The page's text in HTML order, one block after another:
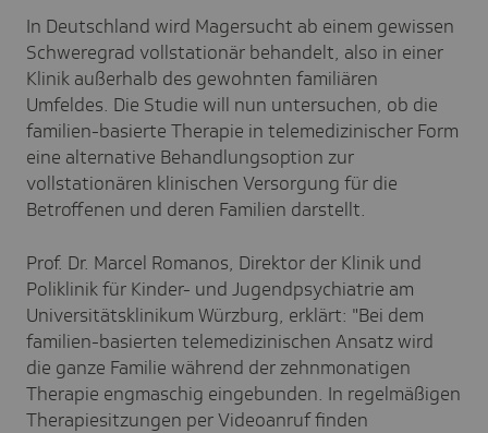
In Deutschland wird Magersucht ab einem gewissen
Schweregrad vollstationär behandelt, also in einer
Klinik außerhalb des gewohnten familiären
Umfeldes. Die Studie will nun untersuchen, ob die
familien-basierte Therapie in telemedizinischer Form
eine alternative Behandlungsoption zur
vollstationären klinischen Versorgung für die
Betroffenen und deren Familien darstellt.
Prof. Dr. Marcel Romanos, Direktor der Klinik und
Poliklinik für Kinder- und Jugendpsychiatrie am
Universitätsklinikum Würzburg, erklärt: "Bei dem
familien-basierten telemedizinischen Ansatz wird
die ganze Familie während der zehnmonatigen
Therapie engmaschig eingebunden. In regelmäßigen
Therapiesitzungen per Videoanruf finden